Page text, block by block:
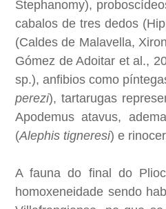
Stephanomy),
cabalos de tres dedos
(Caldes de Malavella,
Gómez de Adoitar et al.,
sp.), anfibios como
perezi), tartarugas
Apodemus atavus,
(Alephis tigneresi) e
A fauna do final do
homoxeneidade sendo